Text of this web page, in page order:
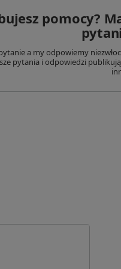
pomocy?
a my odpowiemy
pytania i odpowiedzi